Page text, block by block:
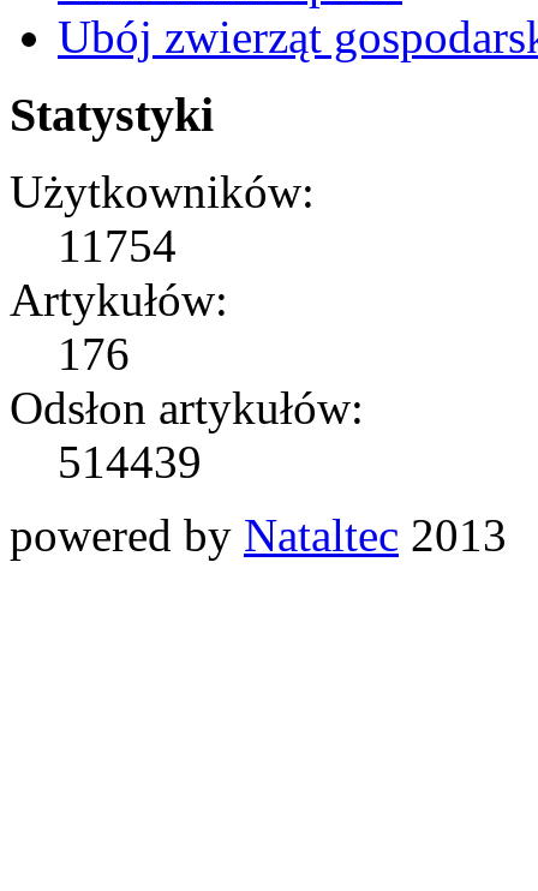
Ubój zwierząt
Statystyki
Użytkowników:
11754
Artykułów:
176
Odsłon artykułów:
514439
powered by Nataltec 2013